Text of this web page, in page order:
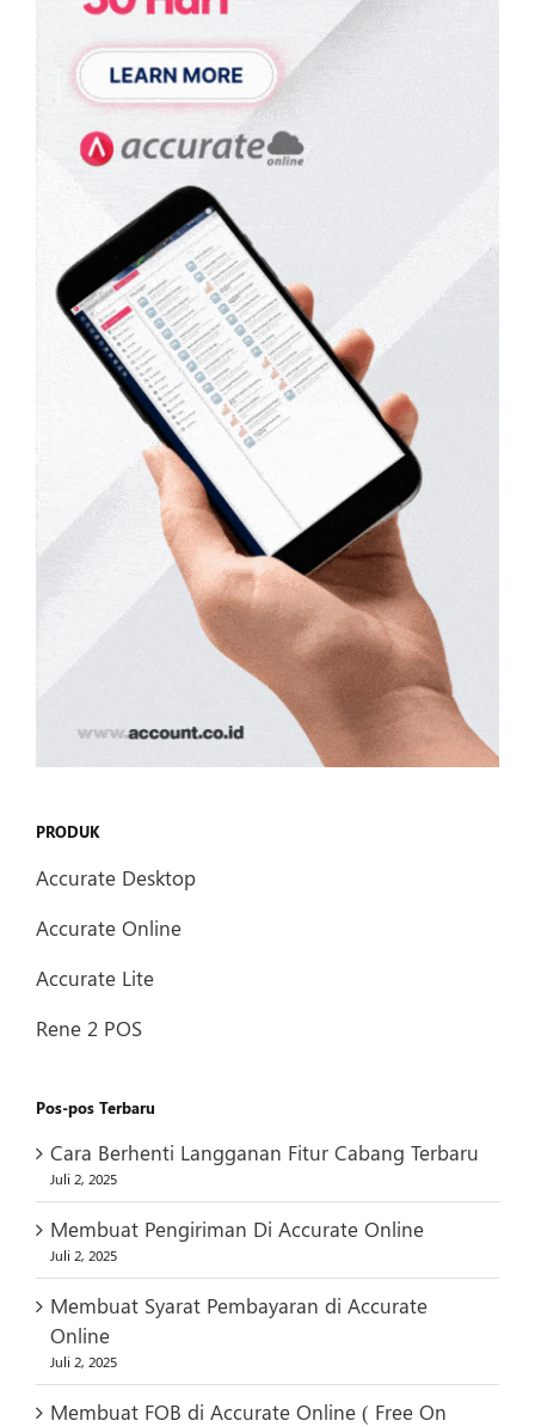
PRODUK
Accurate Desktop
Accurate Online
Accurate Lite
Rene 2 POS
Pos-pos Terbaru
Cara Berhenti Langganan Fitur Cabang Terbaru
Juli 2, 2025
Membuat Pengiriman Di Accurate Online
Juli 2, 2025
Membuat Syarat Pembayaran di Accurate
Online
Juli 2, 2025
Membuat FOB di Accurate Online ( Free On